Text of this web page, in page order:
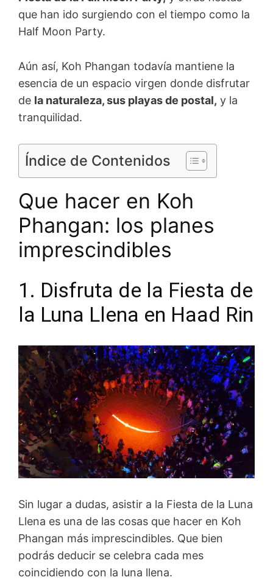
que han ido surgiendo con el tiempo como la
Half Moon Party.
Aún así, Koh Phangan todavía mantiene la
esencia de un espacio virgen donde disfrutar
de la naturaleza, sus playas de postal, y la
tranquilidad.
Índice de Contenidos
Que hacer en Koh
Phangan: los planes
imprescindibles
1. Disfruta de la Fiesta de
la Luna Llena en Haad Rin
Sin lugar a dudas, asistir a la Fiesta de la Luna
Llena es una de las cosas que hacer en Koh
Phangan más imprescindibles. Que bien
podrás deducir se celebra cada mes
coincidiendo con la luna llena.